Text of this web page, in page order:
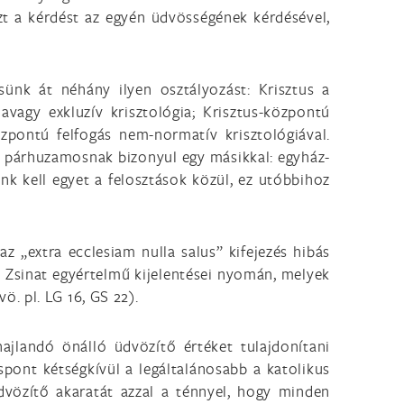
kérdést az egyén üdvösségének kérdésével,
át néhány ilyen osztályozást: Krisztus a
exkluzív krisztológia; Krisztus-központú
felfogás nem-normatív krisztológiával.
bizonyul egy másikkal: egyház-
kell egyet a felosztások közül, ez utóbbihoz
„extra ecclesiam nulla salus” kifejezés hibás
egyértelmű kijelentései nyomán, melyek
pl. LG 16, GS 22).
önálló üdvözítő értéket tulajdonítani
kétségkívül a legáltalánosabb a katolikus
akaratát azzal a ténnyel, hogy minden